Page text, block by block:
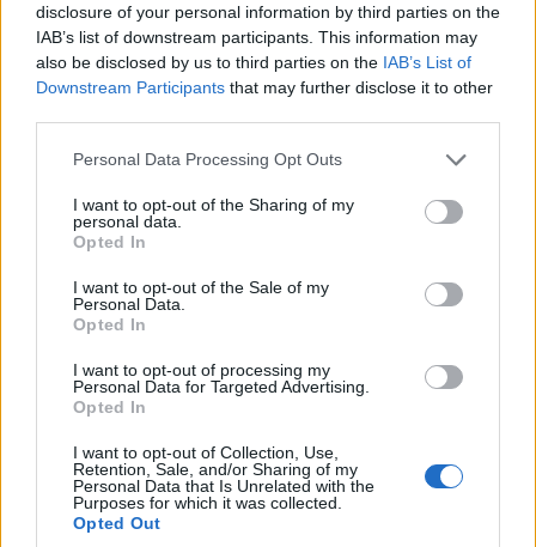
disclosure of your personal information by third parties on the
IAB’s list of downstream participants. This information may
also be disclosed by us to third parties on the IAB’s List of
Downstream Participants that may further disclose it to other
Please note that this website/app uses one or more Google
not limited to your visit or usage behaviour. You may click to
grant or deny consent to Google and its third-party tags to
use your data for below specified purposes in below Google
consent section.
Personal Data Processing Opt Outs
I want to opt-out of the Sharing of my
personal data.
Opted In
I want to opt-out of the Sale of my
Personal Data.
Opted In
I want to opt-out of processing my
Personal Data for Targeted Advertising.
Opted In
I want to opt-out of Collection, Use,
Retention, Sale, and/or Sharing of my
Personal Data that Is Unrelated with the
Purposes for which it was collected.
Opted Out
εν μέρει από το δίκτυο Μέσης Τάσης ΔΕΔΔΗΕ
και από Φωτοβολταϊκό σταθμό ισχύος 8ΜW ο
οποίος θα εγκατασταθεί για να επικουρεί την
παροχή ενέργειας για την λειτουργία των
αντλιών για το σύστημα αποθήκευσης
πραγματοποιείται με την χρήση υδροστροβίλων
τύπου PELTON συνολικής ισχύος 8ΜWκαι η
τεχνολογία για την παραγωγή ενέργειας είναι η
υδροηλεκτρική και να παράγει ισχύ 8 MW κατά
την φάση λειτουργίας των υδροστροβίλων,
εκμεταλλευόμενο την αποθηκευμένη ποσότητα
Συγκεκριμένα, το έργο θα είναι σε θέση να
παρέχει σταθερά την ισχύ των 8MW για 210